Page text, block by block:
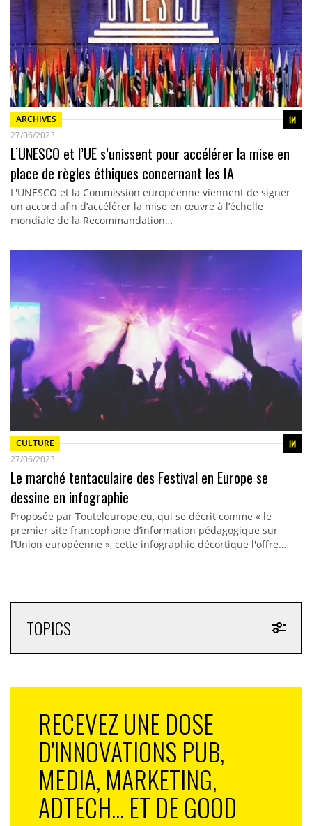
ARCHIVES
27/06/2023
L’UNESCO et l’UE s’unissent pour accélérer la mise en
place de règles éthiques concernant les IA
L'UNESCO et la Commission européenne viennent de signer
un accord afin d’accélérer la mise en œuvre à l’échelle
mondiale de la Recommandation…
CULTURE
27/06/2023
Le marché tentaculaire des Festival en Europe se
dessine en infographie
Proposée par Touteleurope.eu, qui se décrit comme « le
premier site francophone d’information pédagogique sur
l’Union européenne », cette infographie décortique l'offre…
TOPICS
RECEVEZ UNE DOSE
D'INNOVATIONS PUB,
MEDIA, MARKETING,
ADTECH... ET DE GOOD